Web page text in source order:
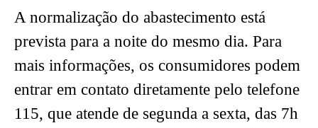
A normalização do abastecimento está
prevista para a noite do mesmo dia. Para
mais informações, os consumidores podem
entrar em contato diretamente pelo telefone
115, que atende de segunda a sexta, das 7h